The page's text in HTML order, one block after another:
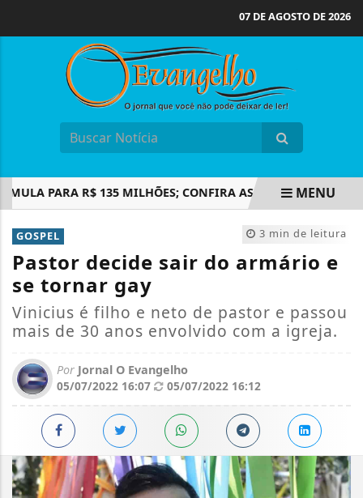
07 DE AGOSTO DE 2026
PARA R$ 135 MILHÕES; CONFIRA AS DEZENAS SORTEADAS
EM ALTA
MENU
3 min de leitura
GOSPEL
Pastor decide sair do armário e
se tornar gay
Vinicius é filho e neto de pastor e passou
mais de 30 anos envolvido com a igreja.
Por Jornal O Evangelho
05/07/2022 16:07
05/07/2022 16:12